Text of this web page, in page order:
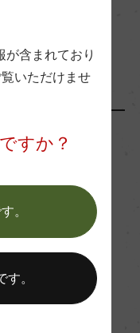
商品
が含まれており
いただけませ
すか？
。
。